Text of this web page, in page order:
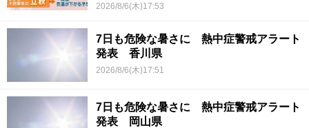
2026/8/6(木)17:53
7日も危険な暑さに 熱中症警戒アラート
発表 香川県
2026/8/6(木)17:51
7日も危険な暑さに 熱中症警戒アラート
発表 岡山県